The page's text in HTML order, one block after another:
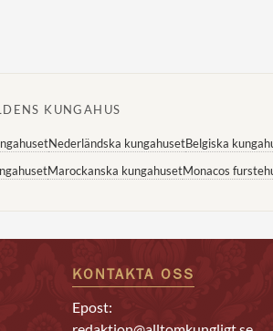
KUNGAHUS
Nederländska kungahusetBelgiska
Marockanska kungahusetMonacos
KONTAKTA OSS
Epost: